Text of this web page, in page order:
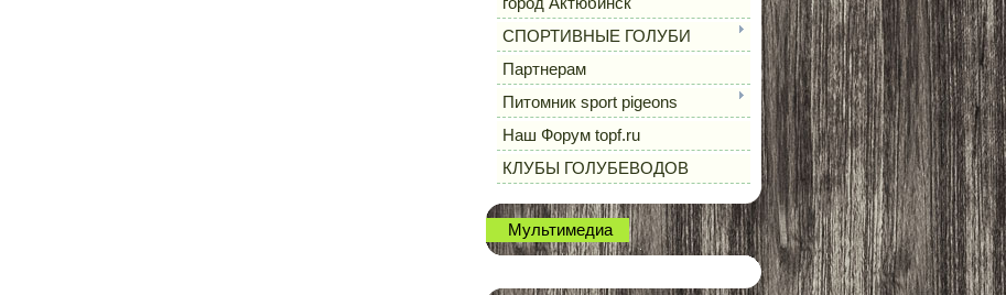
город Актюбинск
СПОРТИВНЫЕ ГОЛУБИ
Партнерам
Питомник sport pigeons
Наш Форум topf.ru
КЛУБЫ ГОЛУБЕВОДОВ
Мультимедиа